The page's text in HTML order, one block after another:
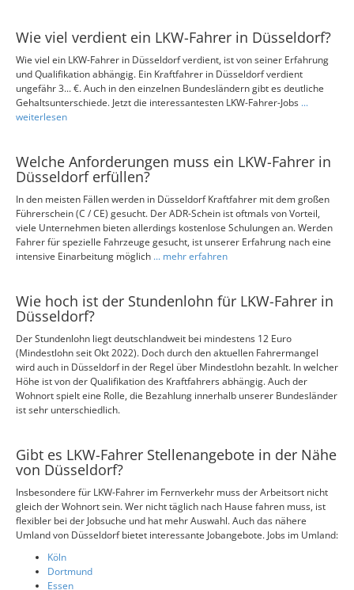
Wie viel verdient ein LKW-Fahrer in Düsseldorf?
Wie viel ein LKW-Fahrer in Düsseldorf verdient, ist von seiner Erfahrung
und Qualifikation abhängig. Ein Kraftfahrer in Düsseldorf verdient
ungefähr 3... €. Auch in den einzelnen Bundesländern gibt es deutliche
Gehaltsunterschiede. Jetzt die interessantesten LKW-Fahrer-Jobs ...
weiterlesen
Welche Anforderungen muss ein LKW-Fahrer in
Düsseldorf erfüllen?
In den meisten Fällen werden in Düsseldorf Kraftfahrer mit dem großen
Führerschein (C / CE) gesucht. Der ADR-Schein ist oftmals von Vorteil,
viele Unternehmen bieten allerdings kostenlose Schulungen an. Werden
Fahrer für spezielle Fahrzeuge gesucht, ist unserer Erfahrung nach eine
intensive Einarbeitung möglich ... mehr erfahren
Wie hoch ist der Stundenlohn für LKW-Fahrer in
Düsseldorf?
Der Stundenlohn liegt deutschlandweit bei mindestens 12 Euro
(Mindestlohn seit Okt 2022). Doch durch den aktuellen Fahrermangel
wird auch in Düsseldorf in der Regel über Mindestlohn bezahlt. In welcher
Höhe ist von der Qualifikation des Kraftfahrers abhängig. Auch der
Wohnort spielt eine Rolle, die Bezahlung innerhalb unserer Bundesländer
ist sehr unterschiedlich.
Gibt es LKW-Fahrer Stellenangebote in der Nähe
von Düsseldorf?
Insbesondere für LKW-Fahrer im Fernverkehr muss der Arbeitsort nicht
gleich der Wohnort sein. Wer nicht täglich nach Hause fahren muss, ist
flexibler bei der Jobsuche und hat mehr Auswahl. Auch das nähere
Umland von Düsseldorf bietet interessante Jobangebote. Jobs im Umland:
Köln
Dortmund
Essen